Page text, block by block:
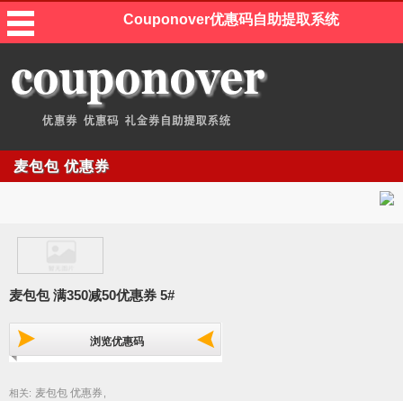
Couponover优惠码自助提取系统
麦包包 优惠券
麦包包 满350减50优惠券 5#
浏览优惠码
相关: 麦包包 优惠券